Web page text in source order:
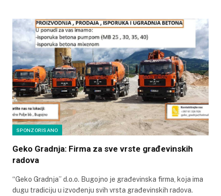
SPONZORISANO
Geko Gradnja: Firma za sve vrste građevinskih
radova
“Geko Gradnja” d.o.o. Bugojno je građevinska firma, koja ima
dugu tradiciju u izvođenju svih vrsta građevinskih radova.